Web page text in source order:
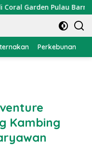
Pulau Barrang Caddi
Perkebunan
Kambing